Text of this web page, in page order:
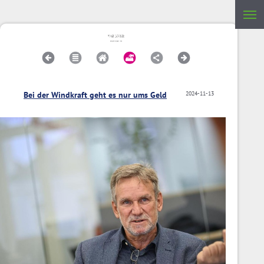
2024-11-13
Bei der Windkraft geht es nur ums Geld